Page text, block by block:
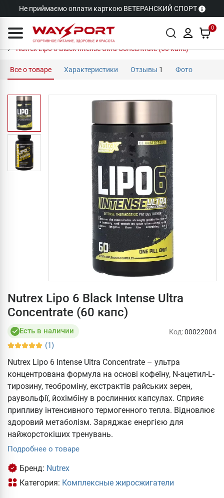
Не приймаємо оплати карткою ВЕТЕРАНСКИЙ СПОРТ
0
Nutrex Lipo 6 Black Intense Ultra Concentrate (60 капс)
Все о товаре Характеристики Отзывы 1 Фото
Nutrex Lipo 6 Black Intense Ultra
Concentrate (60 капс)
Есть в наличии
(1)
Код:00022004
Nutrex Lipo 6 Intense Ultra Concentrate – ультра
концентрована формула на основі кофеїну, N-ацетил-L-
тирозину, теоброміну, екстрактів райських зерен,
раувольфії, йохімбіну в рослинних капсулах. Сприяє
припливу інтенсивного термогенного тепла. Відновлює
здоровий метаболізм. Заряджає енергією для
найжорстокіших тренувань.
Подробнее о товаре
Бренд: Nutrex
Категория: Комплексные жиросжигатели